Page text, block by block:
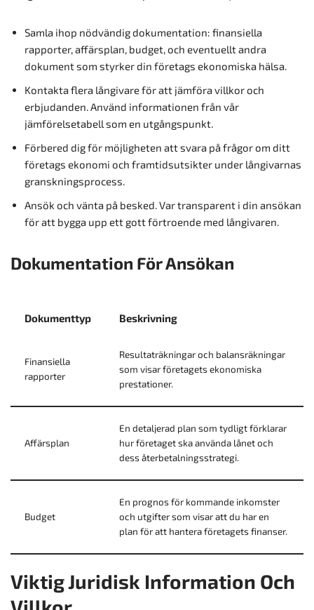
Samla ihop nödvändig dokumentation: finansiella
rapporter, affärsplan, budget, och eventuellt andra
dokument som styrker din företags ekonomiska hälsa.
Kontakta flera långivare för att jämföra villkor och
erbjudanden. Använd informationen från vår
jämförelsetabell som en utgångspunkt.
Förbered dig för möjligheten att svara på frågor om ditt
företags ekonomi och framtidsutsikter under långivarnas
granskningsprocess.
Ansök och vänta på besked. Var transparent i din ansökan
för att bygga upp ett gott förtroende med långivaren.
Dokumentation För Ansökan
Dokumenttyp Beskrivning
Finansiella
rapporter
Resultaträkningar och balansräkningar
som visar företagets ekonomiska
prestationer.
Affärsplan
En detaljerad plan som tydligt förklarar
hur företaget ska använda lånet och
dess återbetalningsstrategi.
Budget
En prognos för kommande inkomster
och utgifter som visar att du har en
plan för att hantera företagets finanser.
Viktig Juridisk Information Och